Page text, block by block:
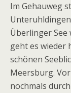
Im Gehauweg
Überlinger See
geht es wieder
schönen
Meersburg.
nochmals